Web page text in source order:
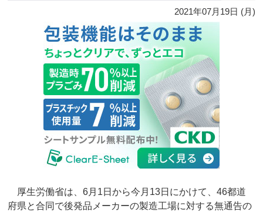
2021年07月19日 (月)
厚生労働省は、6月1日から今月13日にかけて、46都道
府県と合同で後発品メーカーの製造工場に対する無通告の